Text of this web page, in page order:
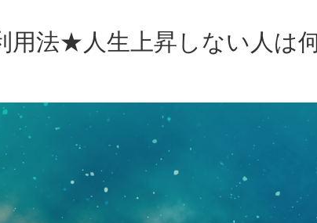
用法★人生上昇しない人は